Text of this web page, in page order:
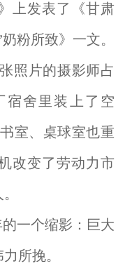
上发表了《甘肃
粉所致》一文。
照片的摄影师占
宿舍里装上了空
室、桌球室也重
改变了劳动力市
一个缩影：巨大
所挽。